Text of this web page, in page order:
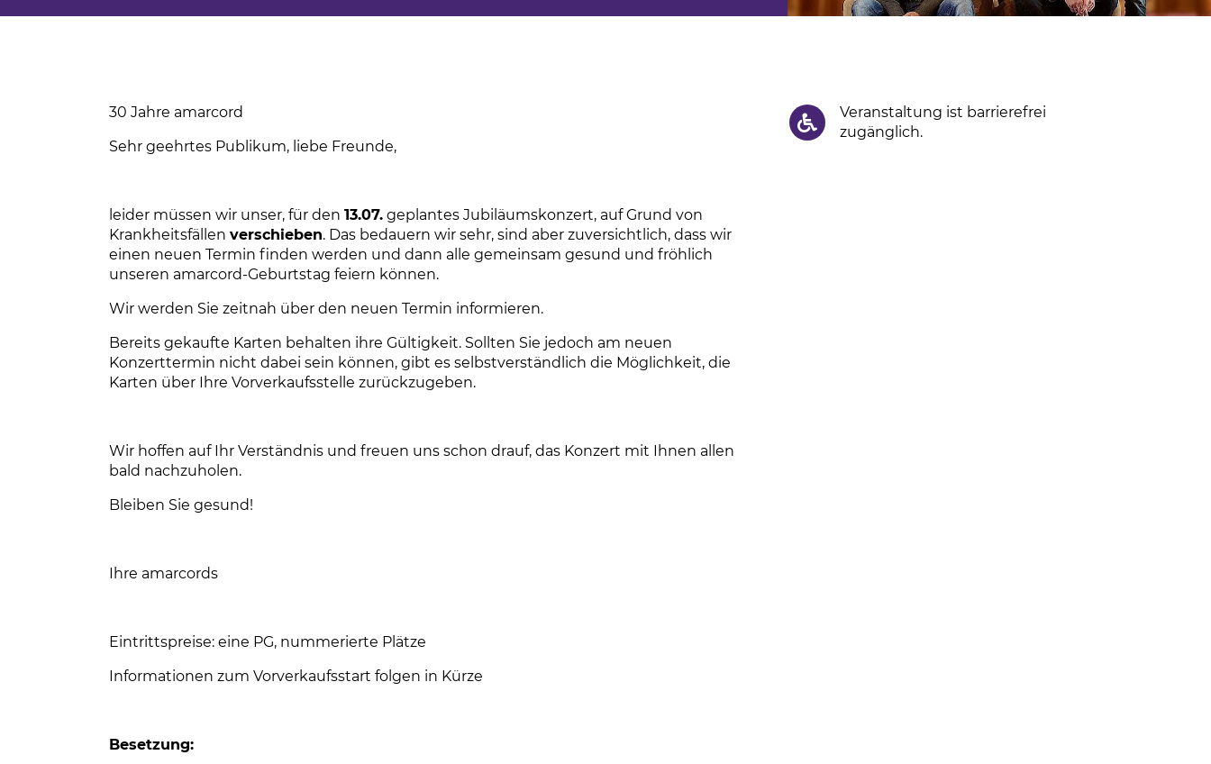
30 Jahre amarcord
Sehr geehrtes Publikum, liebe Freunde,
leider müssen wir unser, für den 13.07. geplantes Jubiläumskonzert, auf Grund von
Krankheitsfällen verschieben. Das bedauern wir sehr, sind aber zuversichtlich, dass wir
einen neuen Termin finden werden und dann alle gemeinsam gesund und fröhlich
unseren amarcord-Geburtstag feiern können.
Wir werden Sie zeitnah über den neuen Termin informieren.
Bereits gekaufte Karten behalten ihre Gültigkeit. Sollten Sie jedoch am neuen
Konzerttermin nicht dabei sein können, gibt es selbstverständlich die Möglichkeit, die
Karten über Ihre Vorverkaufsstelle zurückzugeben.
Wir hoffen auf Ihr Verständnis und freuen uns schon drauf, das Konzert mit Ihnen allen
bald nachzuholen.
Bleiben Sie gesund!
Ihre amarcords
Eintrittspreise: eine PG, nummerierte Plätze
Informationen zum Vorverkaufsstart folgen in Kürze
Besetzung:
Veranstaltung ist barrierefrei
zugänglich.